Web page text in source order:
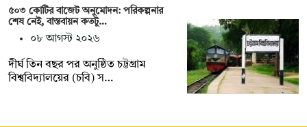
৫০৩ কোটির বাজেট অনুমোদন: পরিকল্পনার
শেষ নেই, বাস্তবায়ন কতটু…
০৮ আগস্ট ২০২৬
দীর্ঘ তিন বছর পর অনুষ্ঠিত চট্টগ্রাম
বিশ্ববিদ্যালয়ের (চবি) স…